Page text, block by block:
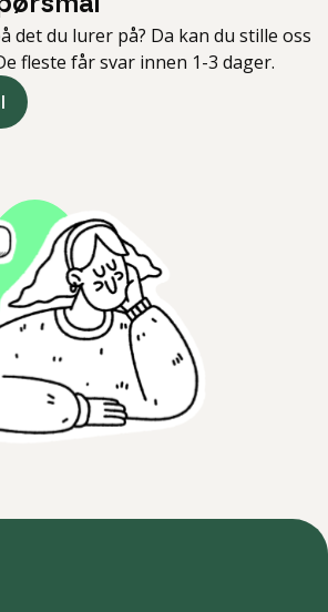
det du lurer på? Da kan du stille oss
fleste får svar innen 1-3 dager.